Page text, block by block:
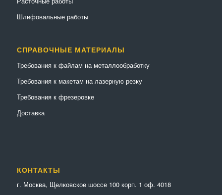
Шлифовальные работы
СПРАВОЧНЫЕ МАТЕРИАЛЫ
Требования к файлам на металлообработку
Требования к макетам на лазерную резку
Требования к фрезеровке
Доставка
КОНТАКТЫ
г. Москва, Щелковское шоссе 100 корп. 1 оф. 4018